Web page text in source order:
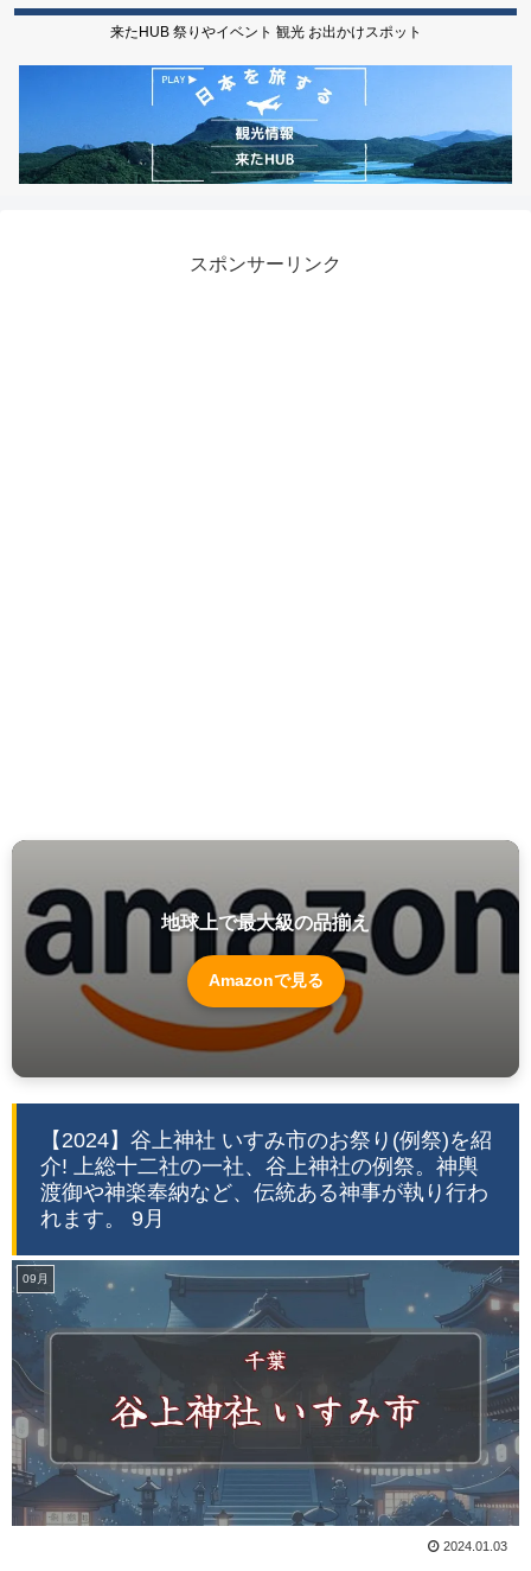
来たHUB 祭りやイベント 観光 お出かけスポット
スポンサーリンク
地球上で最大級の品揃え
Amazonで見る
【2024】谷上神社 いすみ市のお祭り(例祭)を紹
介! 上総十二社の一社、谷上神社の例祭。神輿
渡御や神楽奉納など、伝統ある神事が執り行わ
れます。 9月
09月
2024.01.03